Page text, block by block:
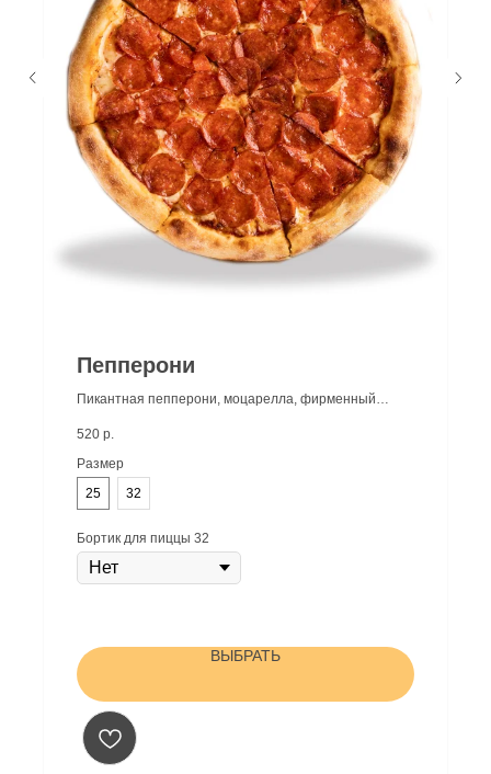
Пепперони
Пикантная пепперони, моцарелла, фирменный
520 р.
Размер
25
32
Бортик для пиццы 32
ВЫБРАТЬ
Мы открыты с 11.00 до 23.00
ОГРНИП: 323237500007403
Юр адрес: г. Краснодар, ул. Платановый бульвар, д.19/1,
Политика конфиденцальности